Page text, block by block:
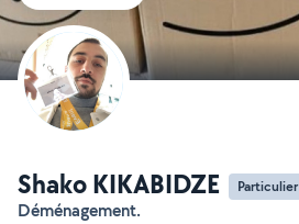
Shako KIKABIDZE Particulier
Déménagement.